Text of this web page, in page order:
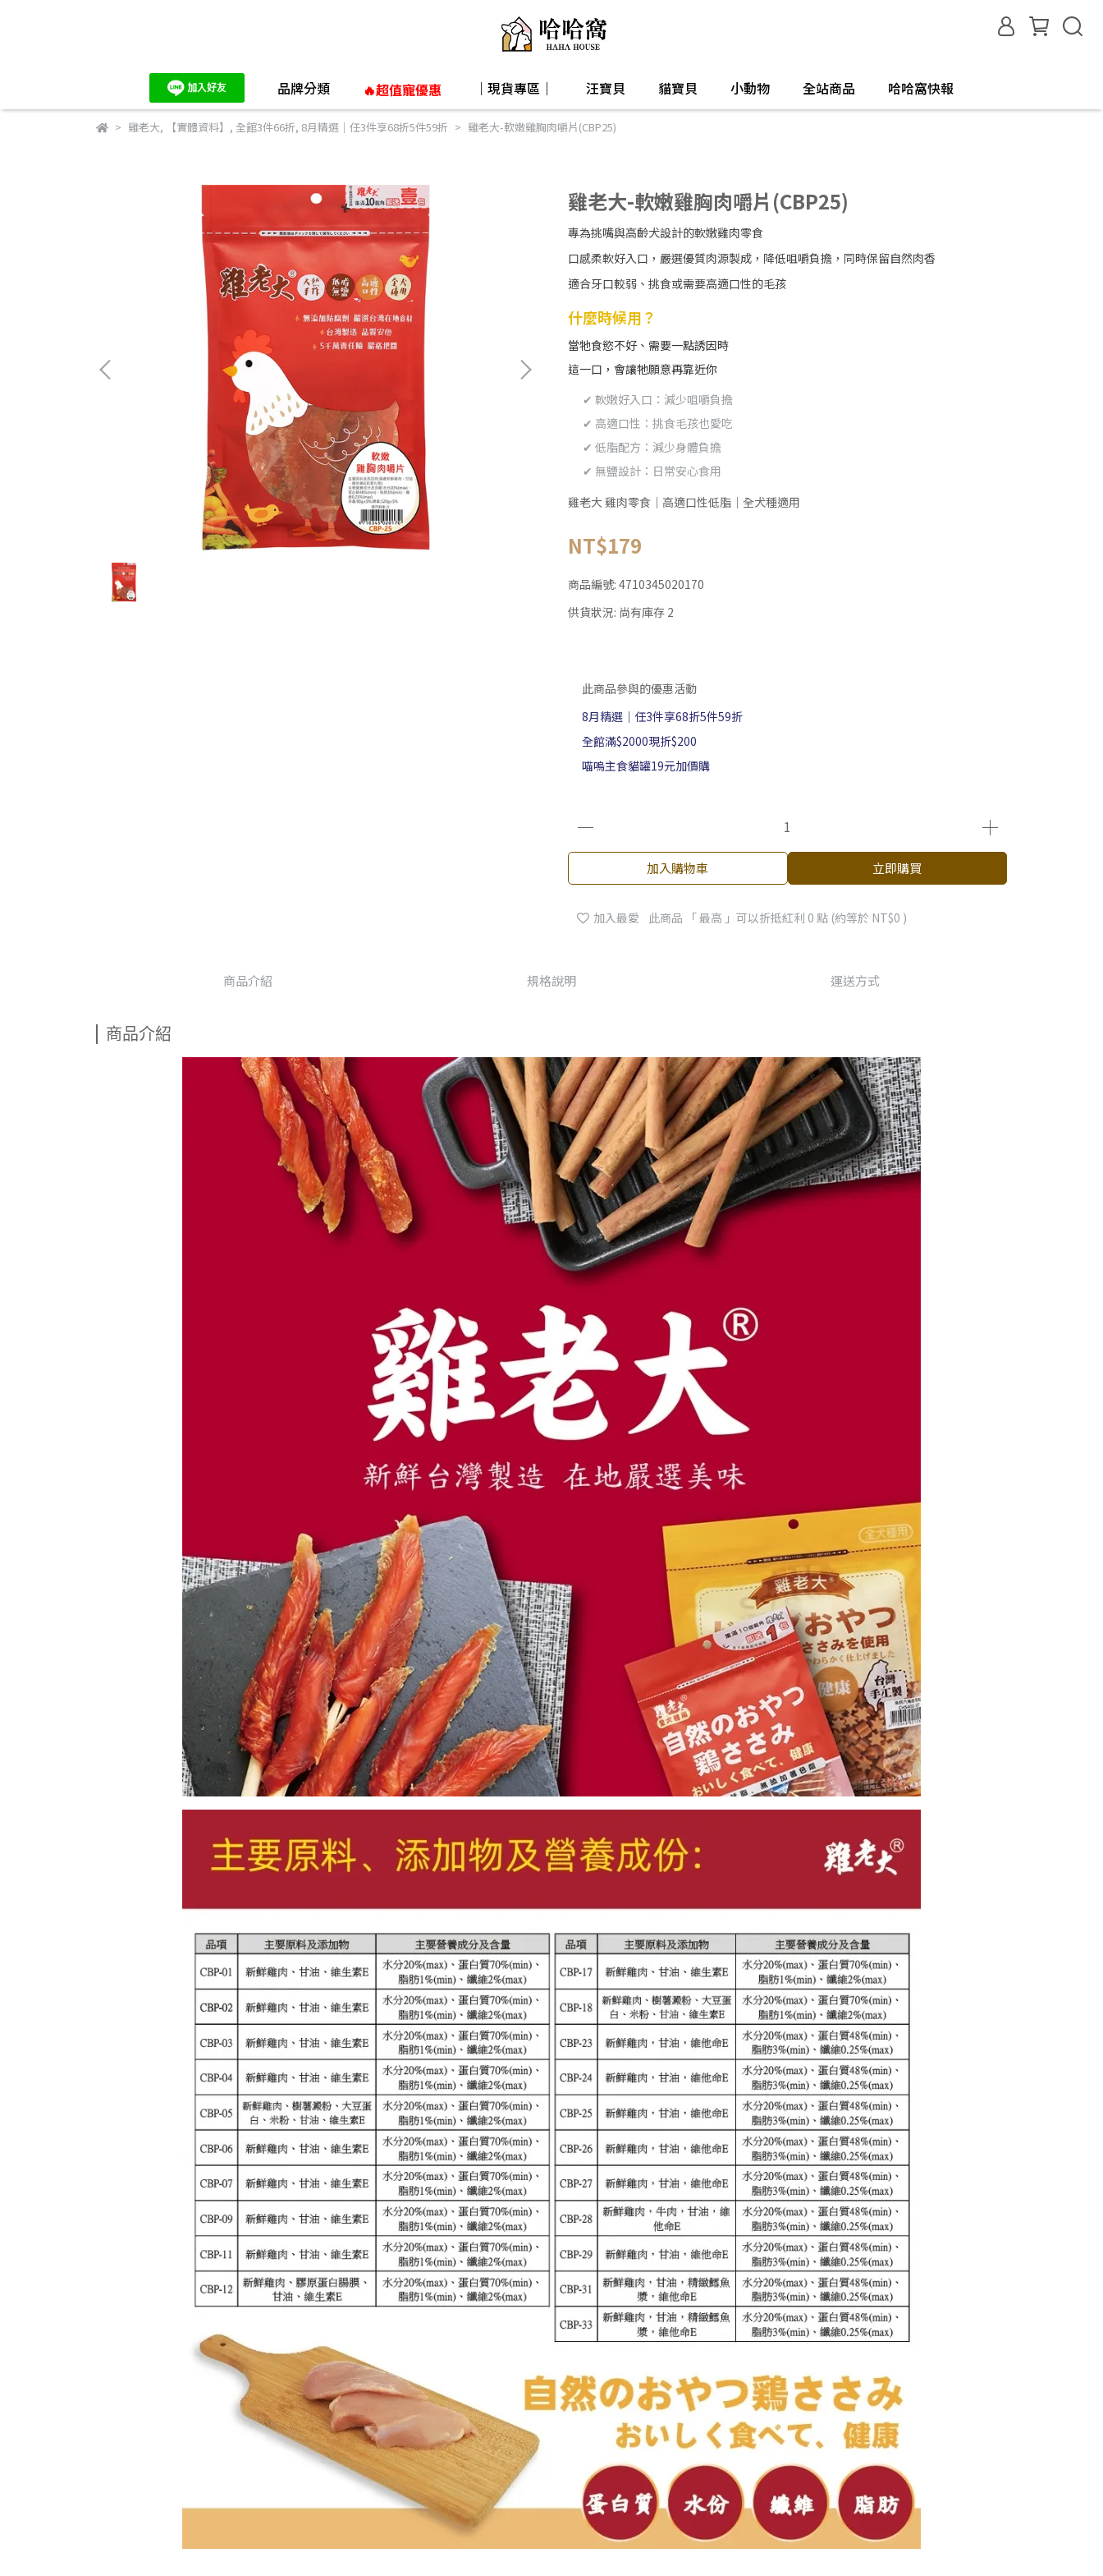
品牌分類 🔥超值寵優惠 ｜現貨專區｜ 汪寶貝 貓寶貝 小動物 全站商品 哈哈窩快報
雞老大, 【實體資料】 , 全館3件66折, 8月精選｜任3件享68折5件59折 雞老大-軟嫩雞胸肉嚼片(CBP25)
雞老大-軟嫩雞胸肉嚼片(CBP25)
專為挑嘴與高齡犬設計的軟嫩雞肉零食
口感柔軟好入口，嚴選優質肉源製成，降低咀嚼負擔，同時保留自然肉香
適合牙口較弱、挑食或需要高適口性的毛孩
什麼時候用？
當牠食慾不好、需要一點誘因時
這一口，會讓牠願意再靠近你
✔ 軟嫩好入口：減少咀嚼負擔
✔ 高適口性：挑食毛孩也愛吃
✔ 低脂配方：減少身體負擔
✔ 無鹽設計：日常安心食用
雞老大 雞肉零食｜高適口性低脂｜全犬種適用
NT$179
商品編號: 4710345020170
供貨狀況: 尚有庫存 2
此商品參與的優惠活動
8月精選｜任3件享68折5件59折
全館滿$2000現折$200
喵嗚主食貓罐19元加價購
加入購物車 立即購買
加入最愛 此商品 「 最高 」可以折抵紅利 0 點 (約等於 NT$0 )
商品介紹 規格說明 運送方式
商品介紹